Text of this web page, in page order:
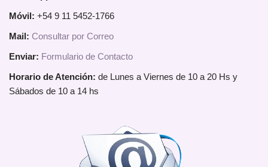
Móvil: +54 9 11 5452-1766
Mail: Consultar por Correo
Enviar: Formulario de Contacto
Horario de Atención: de Lunes a Viernes de 10 a 20 Hs y
Sábados de 10 a 14 hs